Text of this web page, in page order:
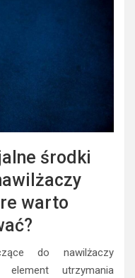
środki
warto
do nawilżaczy
utrzymania